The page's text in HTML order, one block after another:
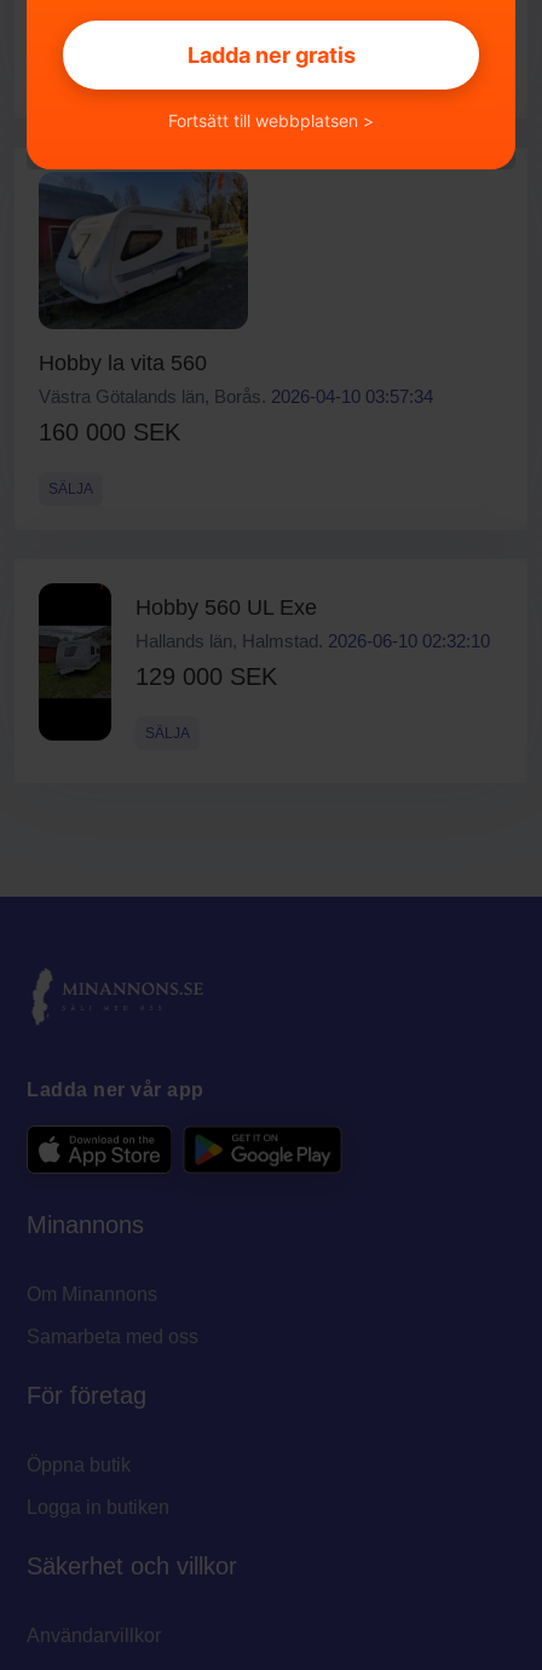
250 000 SEK
SÄLJA
Hobby la vita 560
Västra Götalands län, Borås. 2026-04-10 03:57:34
160 000 SEK
SÄLJA
Hobby 560 UL Exe
Hallands län, Halmstad. 2026-06-10 02:32:10
129 000 SEK
SÄLJA
Ladda ner gratis
Fortsätt till webbplatsen >
Ladda ner vår app
Minannons
Om Minannons
Samarbeta med oss
För företag
Öppna butik
Logga in butiken
Säkerhet och villkor
Användarvillkor